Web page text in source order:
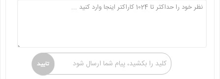
کلید را بکشید، پیام شما ارسال شود